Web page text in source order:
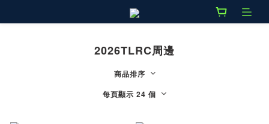
2026TLRC周邊
商品排序
每頁顯示 24 個